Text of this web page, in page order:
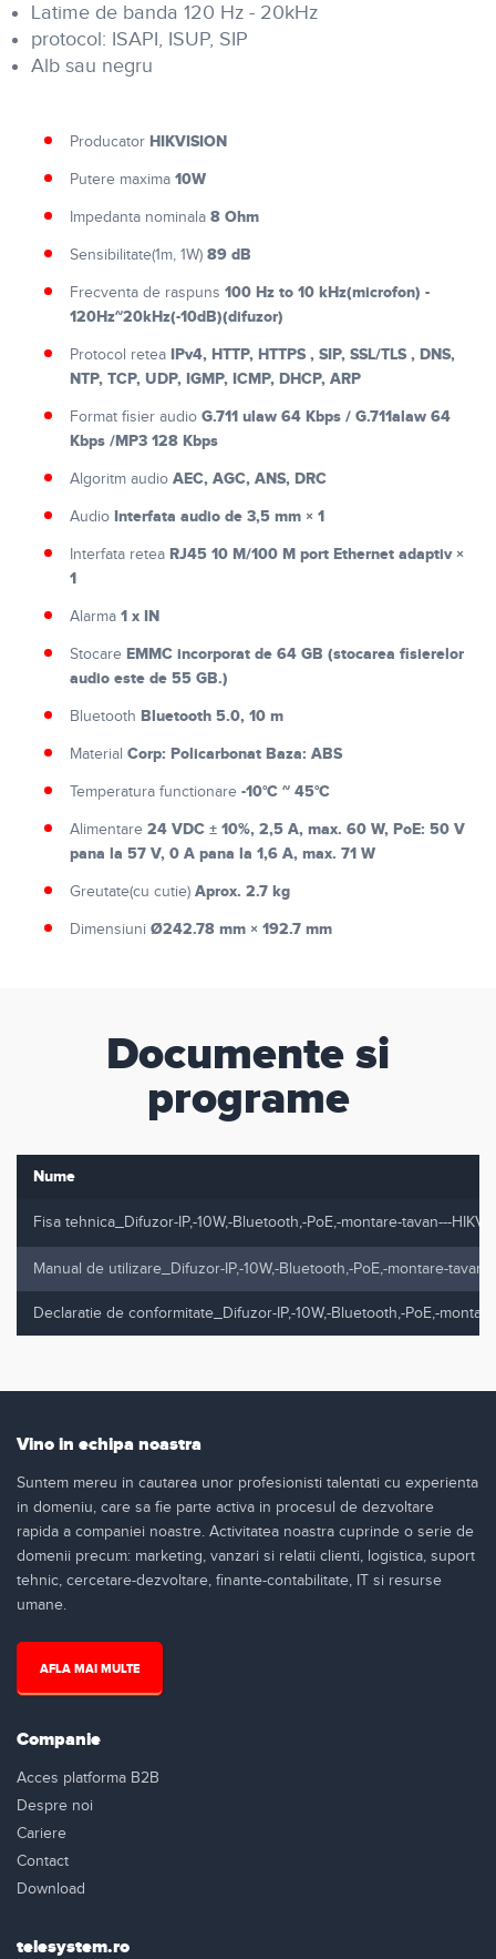
Latime de banda 120 Hz - 20kHz
protocol: ISAPI, ISUP, SIP
Alb sau negru
Producator HIKVISION
Putere maxima 10W
Impedanta nominala 8 Ohm
Sensibilitate(1m, 1W) 89 dB
Frecventa de raspuns 100 Hz to 10 kHz(microfon) -
120Hz~20kHz(-10dB)(difuzor)
Protocol retea IPv4, HTTP, HTTPS , SIP, SSL/TLS , DNS,
NTP, TCP, UDP, IGMP, ICMP, DHCP, ARP
Format fisier audio G.711 ulaw 64 Kbps / G.711alaw 64
Kbps /MP3 128 Kbps
Algoritm audio AEC, AGC, ANS, DRC
Audio Interfata audio de 3,5 mm × 1
Interfata retea RJ45 10 M/100 M port Ethernet adaptiv ×
1
Alarma 1 x IN
Stocare EMMC incorporat de 64 GB (stocarea fisierelor
audio este de 55 GB.)
Bluetooth Bluetooth 5.0, 10 m
Material Corp: Policarbonat Baza: ABS
Temperatura functionare -10°C ~ 45°C
Alimentare 24 VDC ± 10%, 2,5 A, max. 60 W, PoE: 50 V
pana la 57 V, 0 A pana la 1,6 A, max. 71 W
Greutate(cu cutie) Aprox. 2.7 kg
Dimensiuni Ø242.78 mm × 192.7 mm
Documente si
programe
Nume
Fisa tehnica_Difuzor-IP,-10W,-Bluetooth,-PoE,-montare-tavan---
Manual de utilizare_Difuzor-IP,-10W,-Bluetooth,-PoE,-montare-
Declaratie de conformitate_Difuzor-IP,-10W,-Bluetooth,-PoE,-
Vino in echipa noastra
Suntem mereu in cautarea unor profesionisti talentati cu experienta
in domeniu, care sa fie parte activa in procesul de dezvoltare
rapida a companiei noastre. Activitatea noastra cuprinde o serie de
domenii precum: marketing, vanzari si relatii clienti, logistica, suport
tehnic, cercetare-dezvoltare, finante-contabilitate, IT si resurse
umane.
AFLA MAI MULTE
Companie
Acces platforma B2B
Despre noi
Cariere
Contact
Download
telesystem.ro